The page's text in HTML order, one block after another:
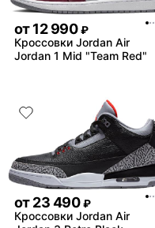
от12 990 ₽
Кроссовки Jordan Air
Jordan 1 Mid "Team Red"
от23 490 ₽
Кроссовки Jordan Air